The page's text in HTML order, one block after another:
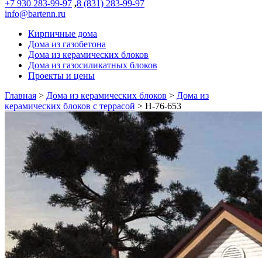
+7 930 283-99-97 ,8 (831) 283-99-97
info@bartenn.ru
Кирпичные дома
Дома из газобетона
Дома из керамических блоков
Дома из газосиликатных блоков
Проекты и цены
Главная > Дома из керамических блоков > Дома из
керамических блоков с террасой > Н-76-653